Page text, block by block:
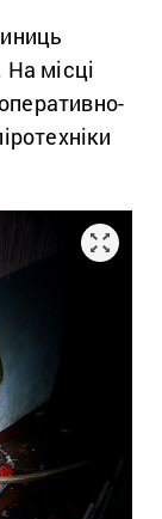
На місці